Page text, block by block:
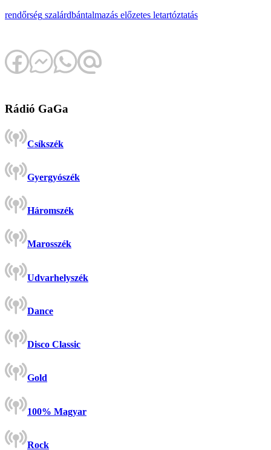
rendőrség szalárdbántalmazás előzetes letartóztatás
Rádió GaGa
Csíkszék
Gyergyószék
Háromszék
Marosszék
Udvarhelyszék
Dance
Disco Classic
Gold
100% Magyar
Rock